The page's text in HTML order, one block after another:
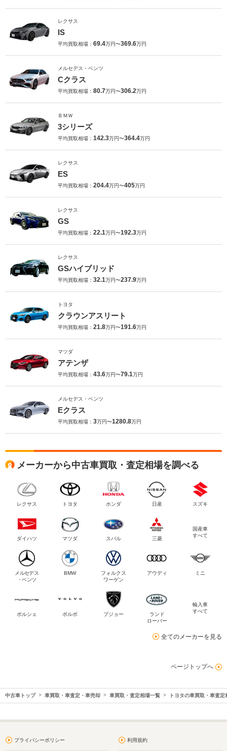
レクサス
IS
平均買取相場： 69.4万円〜369.6万円
メルセデス・ベンツ
Cクラス
平均買取相場： 80.7万円〜306.2万円
ＢＭＷ
3シリーズ
平均買取相場： 142.3万円〜364.4万円
レクサス
ES
平均買取相場： 204.4万円〜405万円
レクサス
GS
平均買取相場： 22.1万円〜192.3万円
レクサス
GSハイブリッド
平均買取相場： 32.1万円〜237.9万円
トヨタ
クラウンアスリート
平均買取相場： 21.8万円〜191.6万円
マツダ
アテンザ
平均買取相場： 43.6万円〜79.1万円
メルセデス・ベンツ
Eクラス
平均買取相場： 3万円〜1280.8万円
メーカーから中古車買取・査定相場を調べる
レクサス トヨタ ホンダ 日産 スズキ
ダイハツ マツダ スバル 三菱
国産車
すべて
メルセデス
・ベンツ
BMW
フォルクス
ワーゲン
アウディ ミニ
ポルシェ ボルボ プジョー
ランド
ローバー
輸入車
すべて
全てのメーカーを見る
ページトップへ
中古車トップ 車買取・車査定・車売却 車買取・査定相場一覧 トヨタの車買取・車査定
プライバシーポリシー 利用規約